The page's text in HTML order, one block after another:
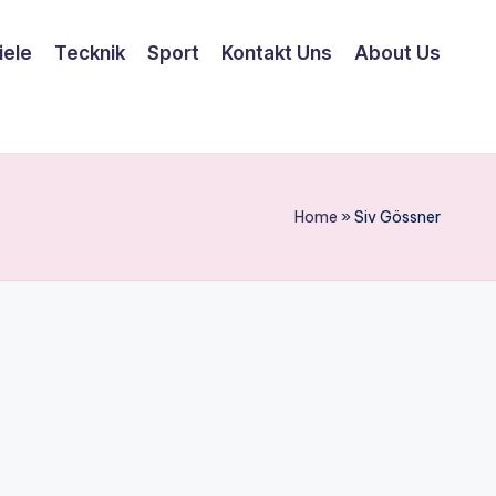
Tecknik Sport Kontakt Uns About Us
Home »Siv Gössner